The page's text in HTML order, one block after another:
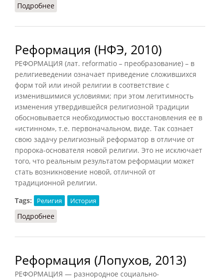
Подробнее
Реформация (НФЭ, 2010)
РЕФОРМАЦИЯ (лат. reformatio – преобразование) – в
религиеведении означает приведение сложившихся
форм той или иной религии в соответствие с
изменившимися условиями; при этом легитимность
изменения утвердившейся религиозной традиции
обосновывается необходимостью восстановления ее в
«истинном», т.е. первоначальном, виде. Так сознает
свою задачу религиозный реформатор в отличие от
пророка-основателя новой религии. Это не исключает
того, что реальным результатом реформации может
стать возникновение новой, отличной от
традиционной религии.
Tags:
Религия История
Подробнее
Реформация (Лопухов, 2013)
РЕФОРМАЦИЯ — разнородное социально-